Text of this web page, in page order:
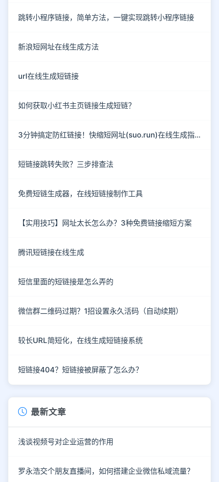
跳转小程序链接，简单方法，一键实现跳转小程序链接
新浪短网址在线生成方法
url在线生成短链接
如何获取小红书主页链接生成短链？
3分钟搞定防红链接！快缩短网址(suo.run)在线生成指南
短链接跳转失败？三步排查法
免费短链生成器，在线短链接制作工具
【实用技巧】网址太长怎么办？3种免费链接缩短方案
腾讯短链接在线生成
短信里面的短链接是怎么弄的
微信群二维码过期？1招设置永久活码（自动续期）
较长URL简短化，在线生成短链接系统
短链接404？短链接被屏蔽了怎么办？
最新文章
浅谈视频号对企业运营的作用
罗永浩交个朋友直播间，如何搭建企业微信私域流量？